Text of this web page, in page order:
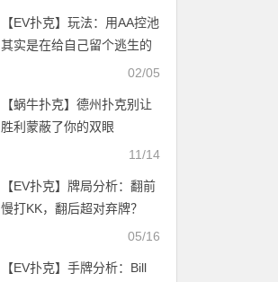
【EV扑克】玩法：用AA控池
其实是在给自己留个逃生的
02/05
【蜗牛扑克】德州扑克别让
胜利蒙蔽了你的双眼
11/14
【EV扑克】牌局分析：翻前
慢打KK，翻后超对弃牌？
05/16
【EV扑克】手牌分析：Bill